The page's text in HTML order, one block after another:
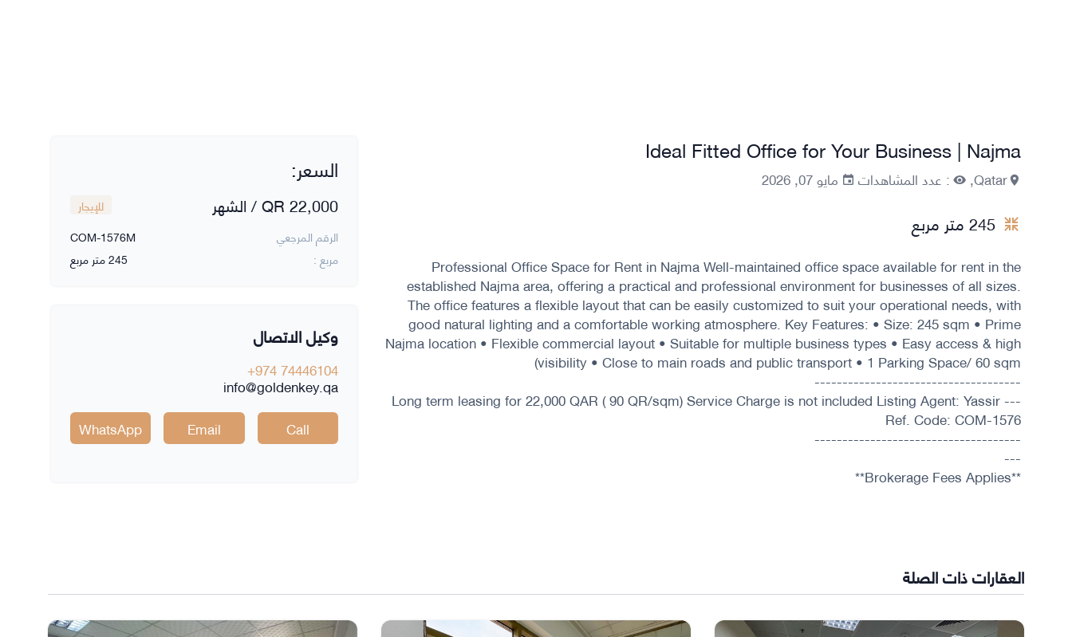
+4
Ideal Fitted Office for Your Business | Najma
Qatar, : عدد المشاهدات مايو 07, 2026
245 متر مربع
Professional Office Space for Rent in Najma Well-maintained office space available for rent in the
established Najma area, offering a practical and professional environment for businesses of all sizes.
The office features a flexible layout that can be easily customized to suit your operational needs, with
good natural lighting and a comfortable working atmosphere. Key Features: • Size: 245 sqm • Prime
Najma location • Flexible commercial layout • Suitable for multiple business types • Easy access & high
visibility • Close to main roads and public transport • 1 Parking Space/ 60 sqm)
-------------------------------------
--- Long term leasing for 22,000 QAR ( 90 QR/sqm) Service Charge is not included Listing Agent: Yassir
Ref. Code: COM-1576
-------------------------------------
---
**Brokerage Fees Applies**
السعر:
QR 22,000 / الشهر
للإيجار
الرقم المرجعي
COM-1576M
مربع :
245 متر مربع
وكيل الاتصال
+974 74446104
info@goldenkey.qa
Call
Email
WhatsApp
العقارات ذات الصلة